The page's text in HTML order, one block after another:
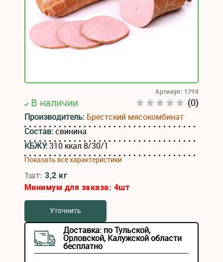
В наличии (0)
Артикул: 1798
Производитель: Брестский мясокомбинат
Состав:свинина
КБЖУ:310 ккал 8/30/1
Показать все характеристики
1шт:3,2 кг
Минимум для заказа: 4шт
Уточнить
Доставка: по Тульской,
Орловской, Калужской области
бесплатно